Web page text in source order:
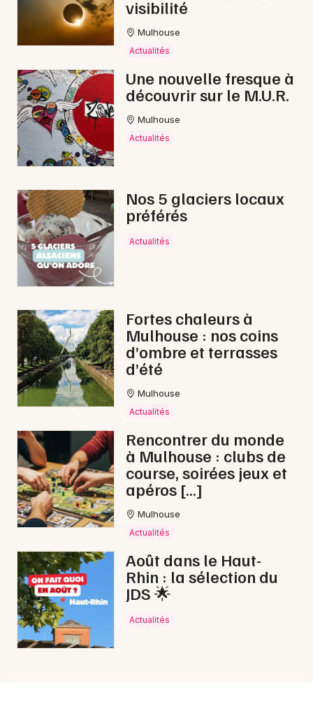
visibilité
Mulhouse
Actualités
Une nouvelle fresque à
découvrir sur le M.U.R.
Mulhouse
Actualités
Nos 5 glaciers locaux
préférés
Actualités
Fortes chaleurs à
Mulhouse : nos coins
d’ombre et terrasses
d’été
Mulhouse
Actualités
Rencontrer du monde
à Mulhouse : clubs de
course, soirées jeux et
apéros […]
Mulhouse
Actualités
Août dans le Haut-
Rhin : la sélection du
JDS 🌟
Actualités